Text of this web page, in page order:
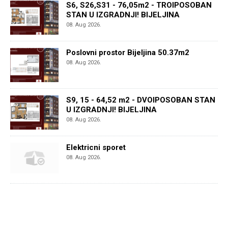
S6, S26,S31 - 76,05m2 - TROIPOSOBAN
STAN U IZGRADNJI! BIJELJINA
08. Aug 2026.
Poslovni prostor Bijeljina 50.37m2
08. Aug 2026.
S9, 15 - 64,52 m2 - DVOIPOSOBAN STAN
U IZGRADNJI! BIJELJINA
08. Aug 2026.
Elektricni sporet
08. Aug 2026.